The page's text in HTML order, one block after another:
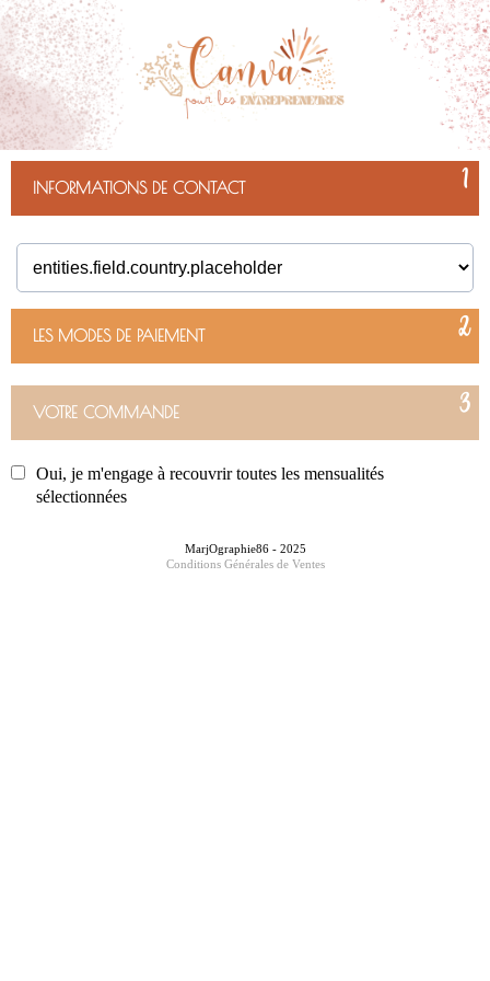
INFORMATIONS DE CONTACT 1
LES MODES DE PAIEMENT 2
VOTRE COMMANDE 3
Oui, je m'engage à recouvrir toutes les mensualités
sélectionnées
MarjOgraphie86 - 2025
Conditions Générales de Ventes